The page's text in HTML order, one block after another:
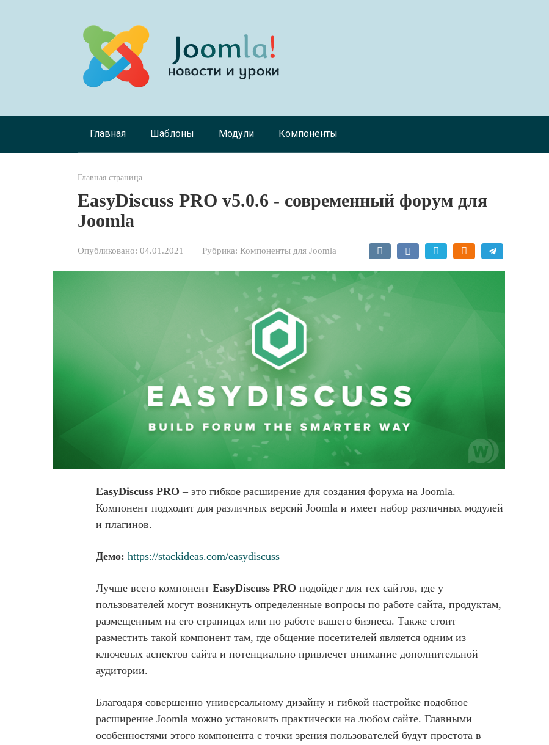
Главная Шаблоны Модули Компоненты
Главная страница
EasyDiscuss PRO v5.0.6 - современный форум для
Joomla
Опубликовано: 04.01.2021 Рубрика: Компоненты для Joomla
EasyDiscuss PRO – это гибкое расширение для создания форума на Joomla.
Компонент подходит для различных версий Joomla и имеет набор различных модулей
и плагинов.
Демо: https://stackideas.com/easydiscuss
Лучше всего компонент EasyDiscuss PRO подойдет для тех сайтов, где у
пользователей могут возникнуть определенные вопросы по работе сайта, продуктам,
размещенным на его страницах или по работе вашего бизнеса. Также стоит
разместить такой компонент там, где общение посетителей является одним из
ключевых аспектов сайта и потенциально привлечет внимание дополнительной
аудитории.
Благодаря совершенно универсальному дизайну и гибкой настройке подобное
расширение Joomla можно установить практически на любом сайте. Главными
особенностями этого компонента с точки зрения пользователей будут простота в